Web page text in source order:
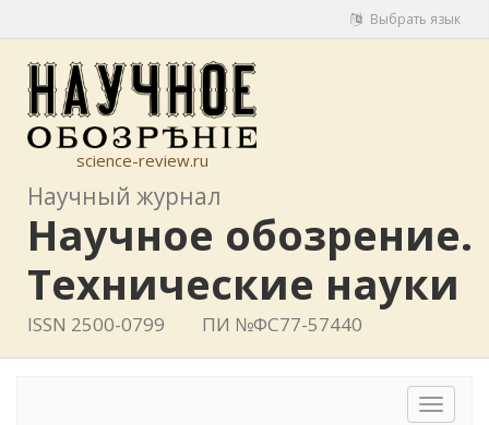
Выбрать язык
science-review.ru
Научный журнал
Научное обозрение.
Технические науки
ISSN 2500-0799 ПИ №ФС77-57440
Toggle